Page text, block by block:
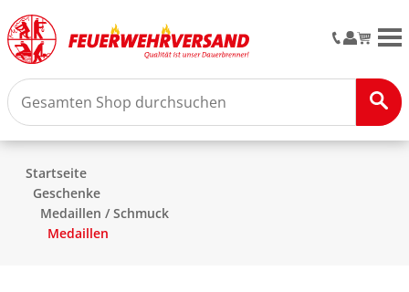
Startseite
Geschenke
Medaillen / Schmuck
Medaillen